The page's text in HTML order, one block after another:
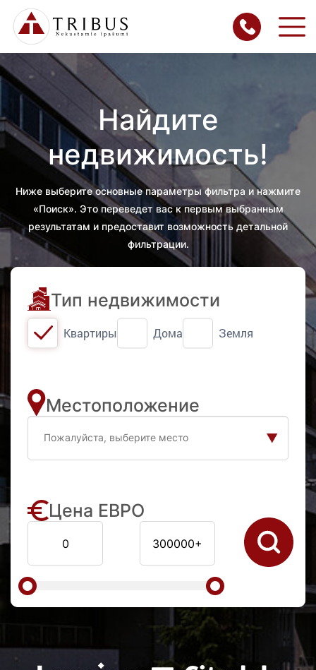
Найдите
недвижимость!
Ниже выберите основные параметры фильтра и нажмите
«Поиск». Это переведет вас к первым выбранным
результатам и предоставит возможность детальной
фильтрации.
Тип недвижимости
Квартиры Дома Земля
Местоположение
Цена ЕВРО